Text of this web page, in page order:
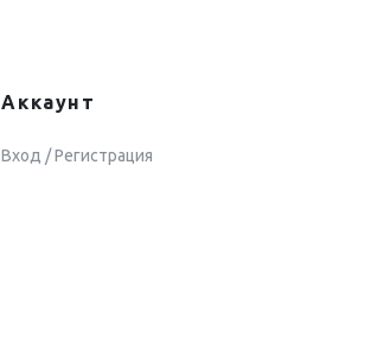
Аккаунт
Вход / Регистрация